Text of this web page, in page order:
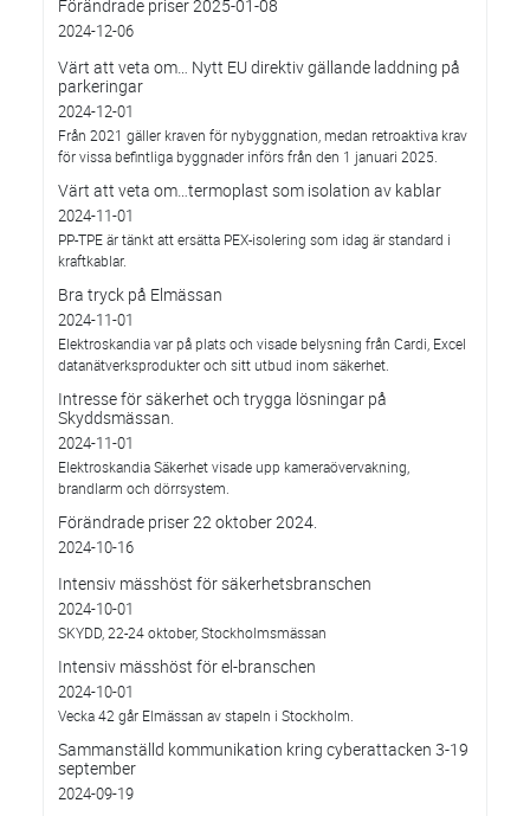
Förändrade priser 2025-01-08
2024-12-06
Värt att veta om… Nytt EU direktiv gällande laddning på
parkeringar
2024-12-01
Från 2021 gäller kraven för nybyggnation, medan retroaktiva krav
för vissa befintliga byggnader införs från den 1 januari 2025.
Värt att veta om…termoplast som isolation av kablar
2024-11-01
PP-TPE är tänkt att ersätta PEX-isolering som idag är standard i
kraftkablar.
Bra tryck på Elmässan
2024-11-01
Elektroskandia var på plats och visade belysning från Cardi, Excel
datanätverksprodukter och sitt utbud inom säkerhet.
Intresse för säkerhet och trygga lösningar på
Skyddsmässan.
2024-11-01
Elektroskandia Säkerhet visade upp kameraövervakning,
brandlarm och dörrsystem.
Förändrade priser 22 oktober 2024.
2024-10-16
Intensiv mässhöst för säkerhetsbranschen
2024-10-01
SKYDD, 22-24 oktober, Stockholmsmässan
Intensiv mässhöst för el-branschen
2024-10-01
Vecka 42 går Elmässan av stapeln i Stockholm.
Sammanställd kommunikation kring cyberattacken 3-19
september
2024-09-19